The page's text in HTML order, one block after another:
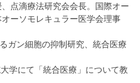
点滴療法研究会会長。国際オー
ーソモレキュラー医学会理事
ガン細胞の抑制研究、統合医療
学にて「統合医療」について教